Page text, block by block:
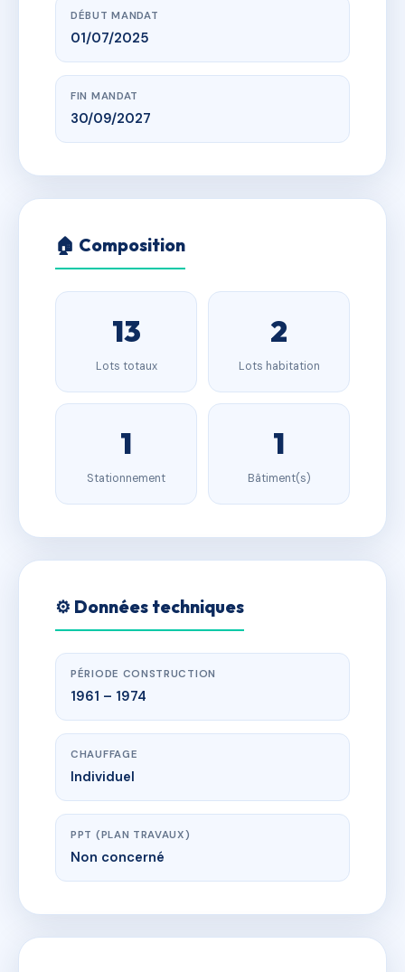
DÉBUT MANDAT
01/07/2025
FIN MANDAT
30/09/2027
🏠 Composition
13
Lots totaux
2
Lots habitation
1
Stationnement
1
Bâtiment(s)
⚙️ Données techniques
PÉRIODE CONSTRUCTION
1961 – 1974
CHAUFFAGE
Individuel
PPT (PLAN TRAVAUX)
Non concerné